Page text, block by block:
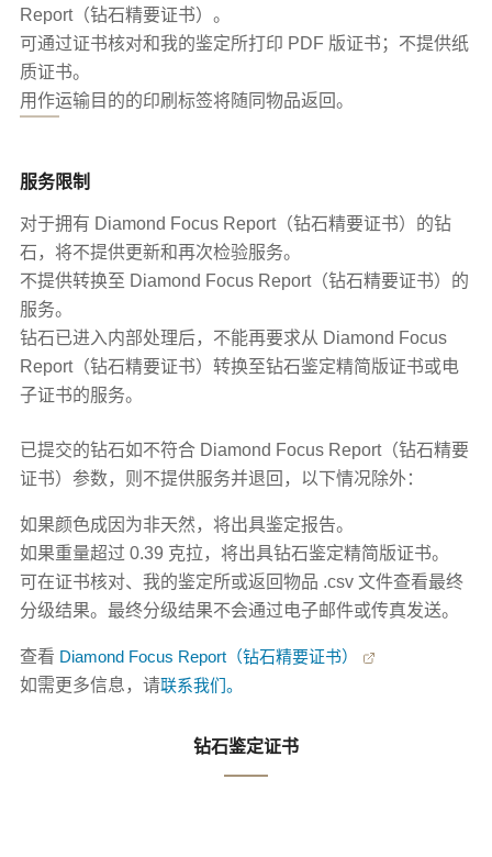
Report（钻石精要证书）。
可通过证书核对和我的鉴定所打印 PDF 版证书；不提供纸
质证书。
用作运输目的的印刷标签将随同物品返回。
服务限制
对于拥有 Diamond Focus Report（钻石精要证书）的钻
石，将不提供更新和再次检验服务。
不提供转换至 Diamond Focus Report（钻石精要证书）的
服务。
钻石已进入内部处理后，不能再要求从 Diamond Focus
Report（钻石精要证书）转换至钻石鉴定精简版证书或电
子证书的服务。
已提交的钻石如不符合 Diamond Focus Report（钻石精要
证书）参数，则不提供服务并退回，以下情况除外：
如果颜色成因为非天然，将出具鉴定报告。
如果重量超过 0.39 克拉，将出具钻石鉴定精简版证书。
可在证书核对、我的鉴定所或返回物品 .csv 文件查看最终
分级结果。最终分级结果不会通过电子邮件或传真发送。
查看 Diamond Focus Report（钻石精要证书）
如需更多信息，请联系我们。
钻石鉴定证书